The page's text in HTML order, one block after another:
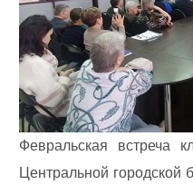
Февральская встреча
Центральной городской